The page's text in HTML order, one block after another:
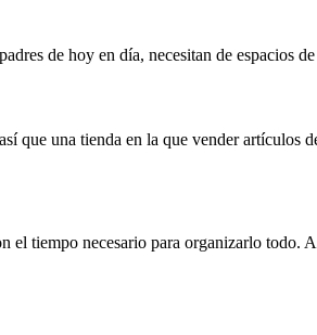
de hoy en día, necesitan de espacios
que una tienda en la que vender artículos
el tiempo necesario para organizarlo todo.